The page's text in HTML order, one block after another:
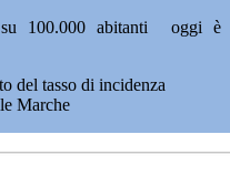
100.000 abitanti oggi è
del tasso di incidenza
Marche